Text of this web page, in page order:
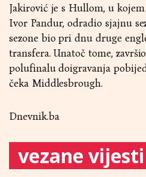
Jakirović je s Hullom, u
Ivor Pandur, odradio sjajnu
sezone bio pri dnu druge
transfera. Unatoč tome,
polufinalu doigravanja
čeka Middlesbrough.
Dnevnik.ba
vezane vijesti